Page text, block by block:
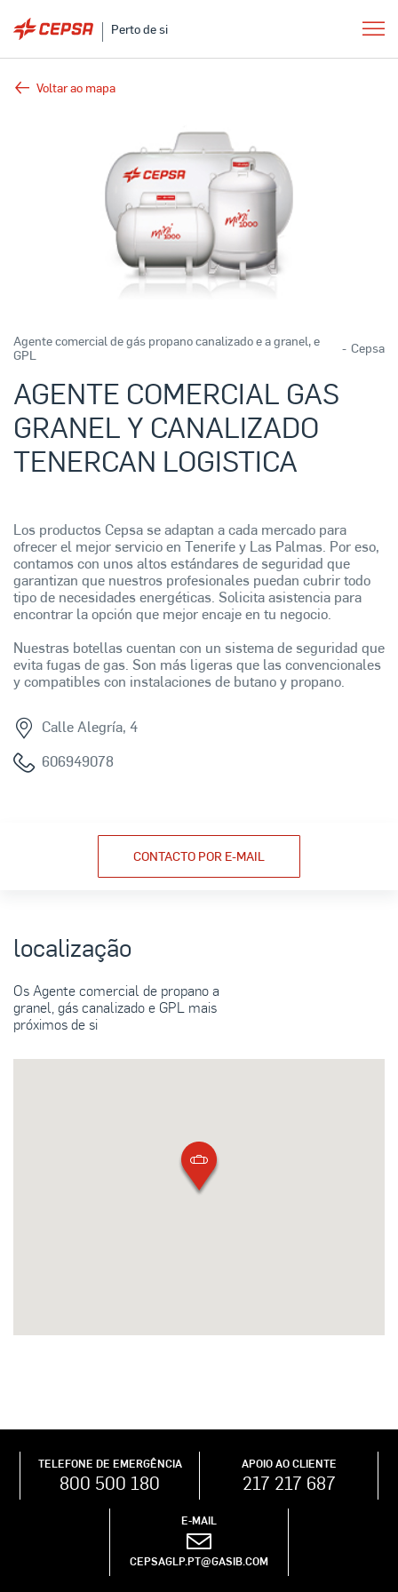
Perto de si
Voltar ao mapa
Agente comercial de gás propano canalizado e a granel, e
GPL
- Cepsa
AGENTE COMERCIAL GAS
GRANEL Y CANALIZADO
TENERCAN LOGISTICA
Los productos Cepsa se adaptan a cada mercado para
ofrecer el mejor servicio en Tenerife y Las Palmas. Por eso,
contamos con unos altos estándares de seguridad que
garantizan que nuestros profesionales puedan cubrir todo
tipo de necesidades energéticas. Solicita asistencia para
encontrar la opción que mejor encaje en tu negocio.
Nuestras botellas cuentan con un sistema de seguridad que
evita fugas de gas. Son más ligeras que las convencionales
y compatibles con instalaciones de butano y propano.
Calle Alegría, 4
606949078
CONTACTO POR E-MAIL
localização
Os Agente comercial de propano a
granel, gás canalizado e GPL mais
próximos de si
TELEFONE DE EMERGÊNCIA
800 500 180
E-MAIL
CEPSAGLP.PT@GASIB.COM
APOIO AO CLIENTE
217 217 687